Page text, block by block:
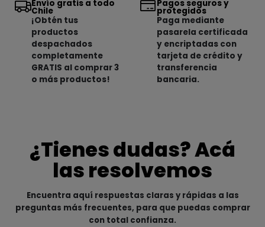
Envío gratis a todo
Chile
¡Obtén tus
productos
despachados
completamente
GRATIS al comprar 3
o más productos!
Pagos seguros y
protegidos
Paga mediante
pasarela certificada
y encriptadas con
tarjeta de crédito y
transferencia
bancaria.
¿Tienes dudas? Acá
las resolvemos
Encuentra aquí respuestas claras y rápidas a las
preguntas más frecuentes, para que puedas comprar
con total confianza.